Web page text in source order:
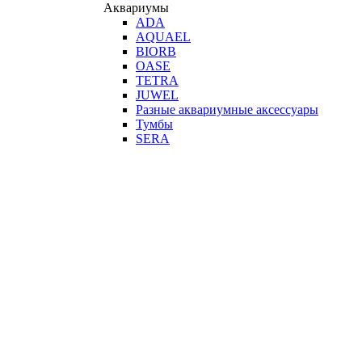
Аквариумы
ADA
AQUAEL
BIORB
OASE
TETRA
JUWEL
Разные аквариумные аксессуары
Тумбы
SERA